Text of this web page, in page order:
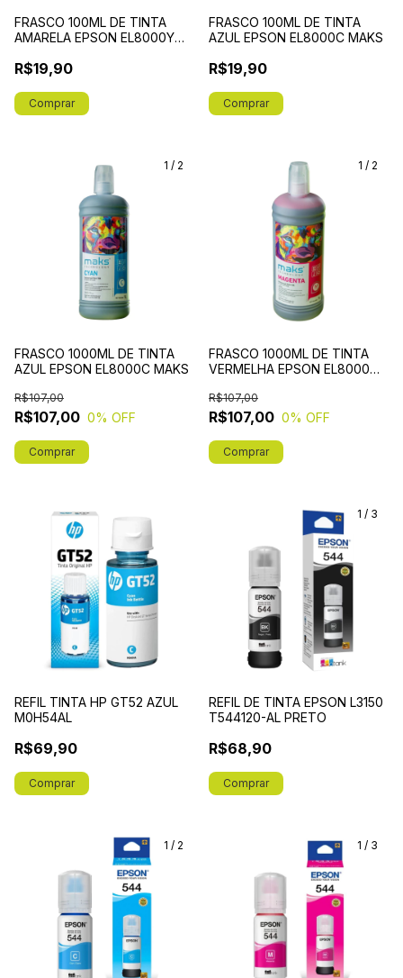
FRASCO 100ML DE TINTA
AMARELA EPSON EL8000Y
R$19,90
FRASCO 100ML DE TINTA
AZUL EPSON EL8000C MAKS
R$19,90
1 / 2
FRASCO 1000ML DE TINTA
AZUL EPSON EL8000C MAKS
R$107,00
R$107,00
0% OFF
1 / 2
FRASCO 1000ML DE TINTA
VERMELHA EPSON EL8000M
R$107,00
R$107,00
0% OFF
REFIL TINTA HP GT52 AZUL
M0H54AL
R$69,90
1 / 3
REFIL DE TINTA EPSON L3150
T544120-AL PRETO
R$68,90
1 / 2 1 / 3